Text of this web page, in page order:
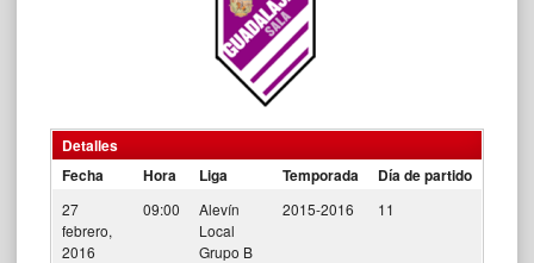
Detalles
Fecha
Hora Liga Temporada Día de partido
27
febrero,
2016
09:00
Alevín
Local
Grupo B
2015-2016 11